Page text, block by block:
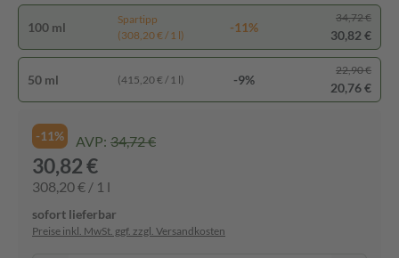
100 ml
Spartipp
(308,20 € / 1 l)
-11%
34,72 €
30,82 €
50 ml (415,20 € / 1 l) -9%
22,90 €
20,76 €
-11% AVP: 34,72 €
30,82 €
308,20 € / 1 l
sofort lieferbar
Preise inkl. MwSt. ggf. zzgl. Versandkosten